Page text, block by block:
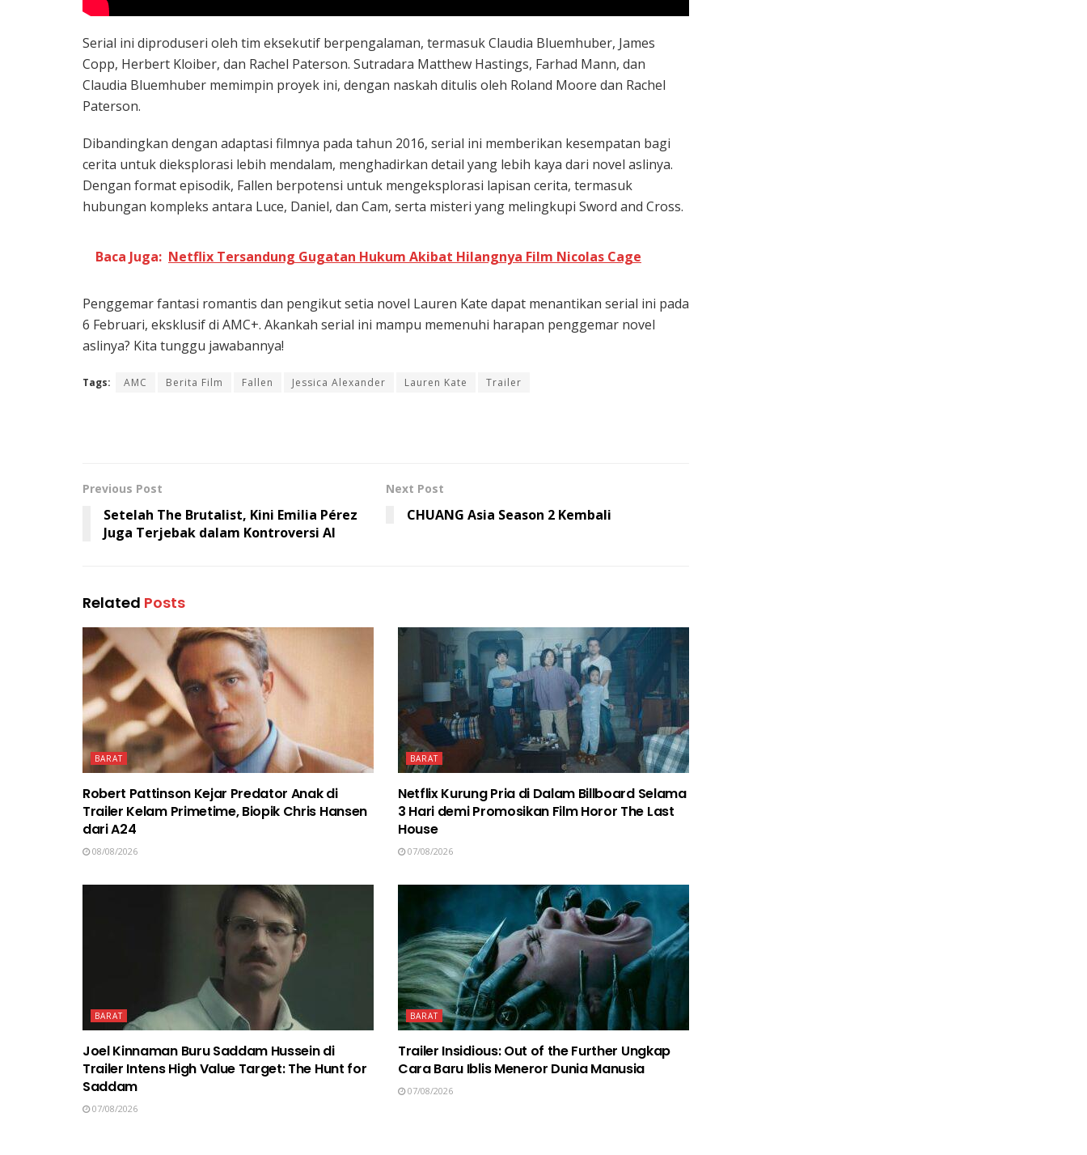
Serial ini diproduseri oleh tim eksekutif berpengalaman, termasuk Claudia Bluemhuber, James
Copp, Herbert Kloiber, dan Rachel Paterson. Sutradara Matthew Hastings, Farhad Mann, dan
Claudia Bluemhuber memimpin proyek ini, dengan naskah ditulis oleh Roland Moore dan Rachel
Paterson.
Dibandingkan dengan adaptasi filmnya pada tahun 2016, serial ini memberikan kesempatan bagi
cerita untuk dieksplorasi lebih mendalam, menghadirkan detail yang lebih kaya dari novel aslinya.
Dengan format episodik, Fallen berpotensi untuk mengeksplorasi lapisan cerita, termasuk
hubungan kompleks antara Luce, Daniel, dan Cam, serta misteri yang melingkupi Sword and Cross.
Baca Juga: Netflix Tersandung Gugatan Hukum Akibat Hilangnya Film Nicolas Cage
Penggemar fantasi romantis dan pengikut setia novel Lauren Kate dapat menantikan serial ini pada
6 Februari, eksklusif di AMC+. Akankah serial ini mampu memenuhi harapan penggemar novel
aslinya? Kita tunggu jawabannya!
Tags: AMC Berita Film Fallen Jessica Alexander Lauren Kate Trailer
Previous Post
Setelah The Brutalist, Kini Emilia Pérez
Juga Terjebak dalam Kontroversi AI
Next Post
CHUANG Asia Season 2 Kembali
Related Posts
BARAT
Robert Pattinson Kejar Predator Anak di
Trailer Kelam Primetime, Biopik Chris Hansen
dari A24
08/08/2026
BARAT
Netflix Kurung Pria di Dalam Billboard Selama
3 Hari demi Promosikan Film Horor The Last
House
07/08/2026
BARAT
Joel Kinnaman Buru Saddam Hussein di
Trailer Intens High Value Target: The Hunt for
Saddam
07/08/2026
BARAT
Trailer Insidious: Out of the Further Ungkap
Cara Baru Iblis Meneror Dunia Manusia
07/08/2026